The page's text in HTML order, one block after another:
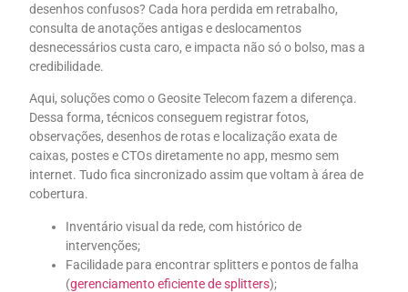
desenhos confusos? Cada hora perdida em retrabalho,
consulta de anotações antigas e deslocamentos
desnecessários custa caro, e impacta não só o bolso, mas a
credibilidade.
Aqui, soluções como o Geosite Telecom fazem a diferença.
Dessa forma, técnicos conseguem registrar fotos,
observações, desenhos de rotas e localização exata de
caixas, postes e CTOs diretamente no app, mesmo sem
internet. Tudo fica sincronizado assim que voltam à área de
cobertura.
Inventário visual da rede, com histórico de
intervenções;
Facilidade para encontrar splitters e pontos de falha
(gerenciamento eficiente de splitters);